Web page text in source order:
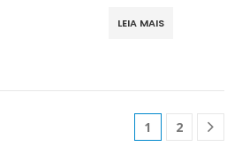
LEIA MAIS
1 2